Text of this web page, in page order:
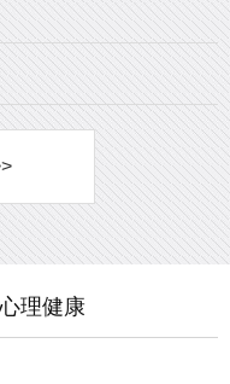
心理健康